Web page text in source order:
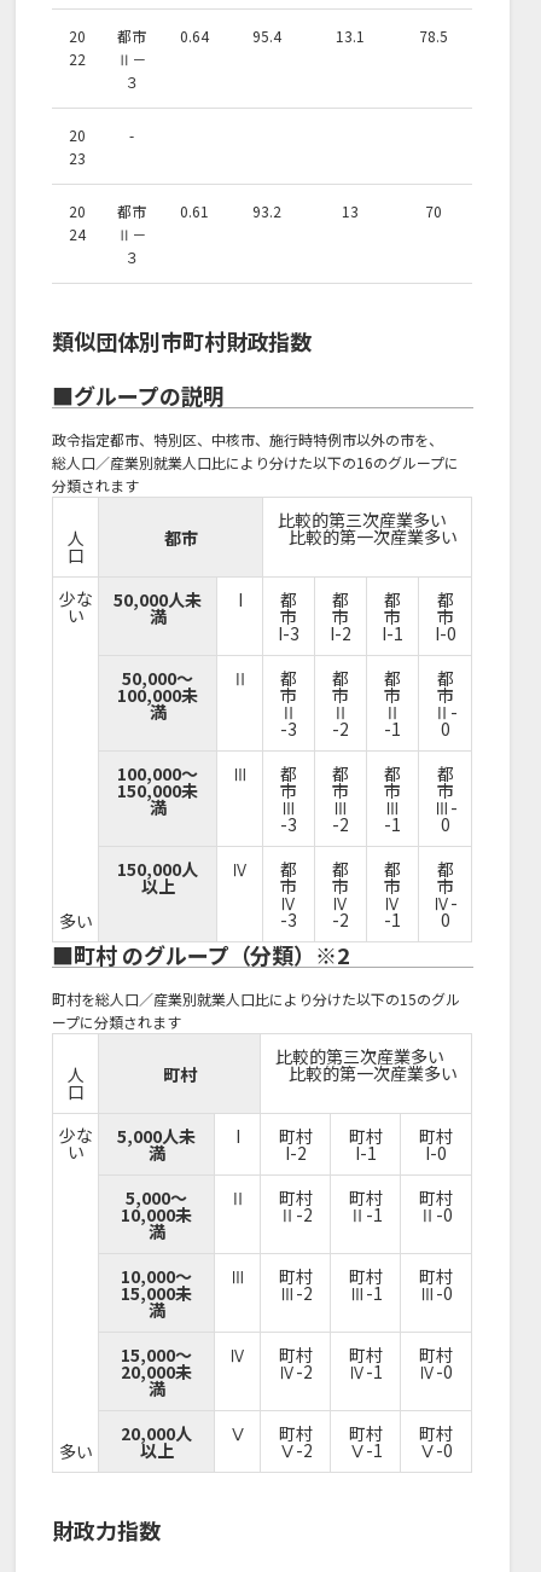
20
22
都市
Ⅱ－
３
0.64 95.4 13.1 78.5
20
23
-
20
24
都市
Ⅱ－
３
0.61 93.2 13 70
類似団体別市町村財政指数
■グループの説明
政令指定都市、特別区、中核市、施行時特例市以外の市を、
総人口／産業別就業人口比により分けた以下の16のグループに
分類されます
人
口
都市
比較的第三次産業多い
比較的第一次産業多い
少な
い
多い
50,000人未
満
I 都
市
I-3
都
市
I-2
都
市
I-1
都
市
I-0
50,000～
100,000未
満
Ⅱ 都
市
Ⅱ
-3
都
市
Ⅱ
-2
都
市
Ⅱ
-1
都
市
Ⅱ-
0
100,000～
150,000未
満
Ⅲ 都
市
Ⅲ
-3
都
市
Ⅲ
-2
都
市
Ⅲ
-1
都
市
Ⅲ-
0
150,000人
以上
Ⅳ 都
市
Ⅳ
-3
都
市
Ⅳ
-2
都
市
Ⅳ
-1
都
市
Ⅳ-
0
■町村 のグループ（分類）※2
町村を総人口／産業別就業人口比により分けた以下の15のグル
ープに分類されます
人
口
町村
比較的第三次産業多い
比較的第一次産業多い
少な
い
多い
5,000人未
満
I 町村
I-2
町村
I-1
町村
I-0
5,000～
10,000未
満
Ⅱ 町村
Ⅱ-2
町村
Ⅱ-1
町村
Ⅱ-0
10,000～
15,000未
満
Ⅲ 町村
Ⅲ-2
町村
Ⅲ-1
町村
Ⅲ-0
15,000～
20,000未
満
Ⅳ 町村
Ⅳ-2
町村
Ⅳ-1
町村
Ⅳ-0
20,000人
以上
Ⅴ 町村
Ⅴ-2
町村
Ⅴ-1
町村
Ⅴ-0
財政力指数